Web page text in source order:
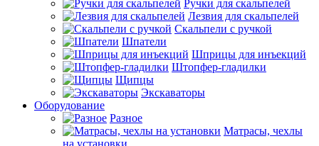
Ручки для скальпелей
Лезвия для скальпелей
Скальпели с ручкой
Шпатели
Шприцы для инъекций
Штопфер-гладилки
Щипцы
Экскаваторы
Оборудование
Разное
Матрасы, чехлы
на установки